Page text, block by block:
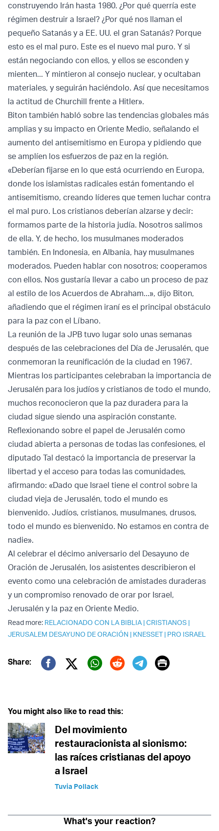
construyendo Irán hasta 1980. ¿Por qué querría este
régimen destruir a Israel? ¿Por qué nos llaman el
pequeño Satanás y a EE. UU. el gran Satanás? Porque
esto es el mal puro. Este es el nuevo mal puro. Y si
están negociando con ellos, y ellos se esconden y
mienten... Y mintieron al consejo nuclear, y ocultaban
materiales, y seguirán haciéndolo. Así que necesitamos
la actitud de Churchill frente a Hitler».
Biton también habló sobre las tendencias globales más
amplias y su impacto en Oriente Medio, señalando el
aumento del antisemitismo en Europa y pidiendo que
se amplíen los esfuerzos de paz en la región.
«Deberían fijarse en lo que está ocurriendo en Europa,
donde los islamistas radicales están fomentando el
antisemitismo, creando líderes que temen luchar contra
el mal puro. Los cristianos deberían alzarse y decir:
formamos parte de la historia judía. Nosotros salimos
de ella. Y, de hecho, los musulmanes moderados
también. En Indonesia, en Albania, hay musulmanes
moderados. Pueden hablar con nosotros; cooperamos
con ellos. Nos gustaría llevar a cabo un proceso de paz
al estilo de los Acuerdos de Abraham...», dijo Biton,
añadiendo que el régimen iraní es el principal obstáculo
para la paz con el Líbano.
La reunión de la JPB tuvo lugar solo unas semanas
después de las celebraciones del Día de Jerusalén, que
conmemoran la reunificación de la ciudad en 1967.
Mientras los participantes celebraban la importancia de
Jerusalén para los judíos y cristianos de todo el mundo,
muchos reconocieron que la paz duradera para la
ciudad sigue siendo una aspiración constante.
Reflexionando sobre el papel de Jerusalén como
ciudad abierta a personas de todas las confesiones, el
diputado Tal destacó la importancia de preservar la
libertad y el acceso para todas las comunidades,
afirmando: «Dado que Israel tiene el control sobre la
ciudad vieja de Jerusalén, todo el mundo es
bienvenido. Judíos, cristianos, musulmanes, drusos,
todo el mundo es bienvenido. No estamos en contra de
nadie».
Al celebrar el décimo aniversario del Desayuno de
Oración de Jerusalén, los asistentes describieron el
evento como una celebración de amistades duraderas
y un compromiso renovado de orar por Israel,
Jerusalén y la paz en Oriente Medio.
Read more: RELACIONADO CON LA BIBLIA |CRISTIANOS |
JERUSALEM DESAYUNO DE ORACIÓN | KNESSET| PRO ISRAEL
Share:
Twitter (X)
Print
You might also like to read this:
Del movimiento
restauracionista al sionismo:
las raíces cristianas del apoyo
a Israel
Tuvia Pollack